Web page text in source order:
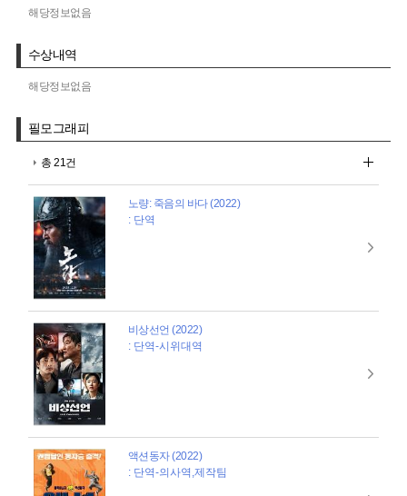
해당정보없음
수상내역
해당정보없음
필모그래피
총 21건
노량: 죽음의 바다 (2022)
: 단역
비상선언 (2022)
: 단역-시위대역
액션동자 (2022)
: 단역-의사역,제작팀